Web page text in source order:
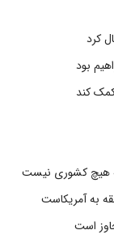
کرد
بود
کند
هیچ کشوری نیست
به آمریکاست
است